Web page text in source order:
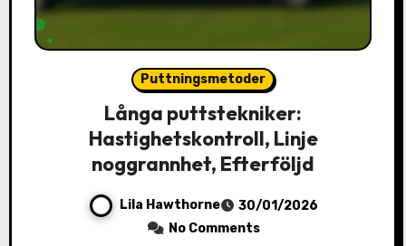
Puttningsmetoder
Långa puttstekniker:
Hastighetskontroll, Linje
noggrannhet, Efterföljd
Lila Hawthorne
30/01/2026
No Comments